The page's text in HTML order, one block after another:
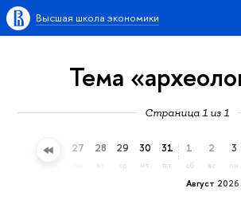
Высшая школа экономики
Тема
Страница 1 из 1
26 27 28 29
ср
30
чт
31
пт
Август 2026
1
сб
2
вс
3
пн